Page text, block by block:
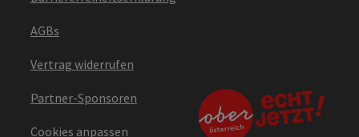
AGBs
Vertrag widerrufen
Partner-Sponsoren
Cookies anpassen